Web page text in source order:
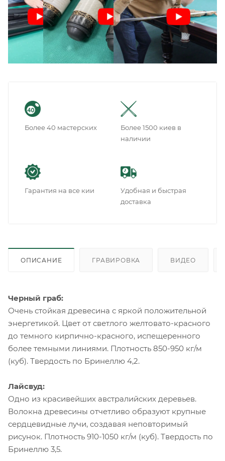
Более 40 мастерских
Более 1500 киев в
наличии
Гарантия на все кии
Удобная и быстрая
доставка
ОПИСАНИЕ ГРАВИРОВКА ВИДЕО
Черный граб:
Очень стойкая древесина с яркой положительной
энергетикой. Цвет от светлого желтовато-красного
до темного кирпично-красного, испещеренного
более темными линиями. Плотность 850-950 кг/м
(куб). Твердость по Бринеллю 4,2.
Лайсвуд:
Одно из красивейших австралийских деревьев.
Волокна древесины отчетливо образуют крупные
сердцевидные лучи, создавая неповторимый
рисунок. Плотность 910-1050 кг/м (куб). Твердость по
Бринеллю 3,5.